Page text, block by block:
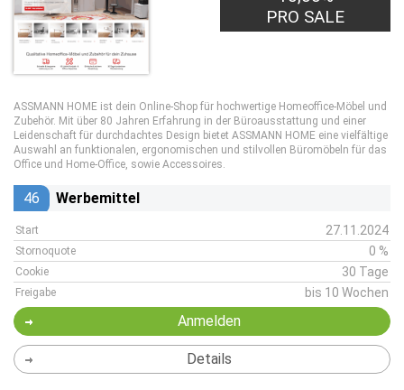
PRO SALE
ASSMANN HOME ist dein Online-Shop für hochwertige Homeoffice-Möbel und
Zubehör. Mit über 80 Jahren Erfahrung in der Büroausstattung und einer
Leidenschaft für durchdachtes Design bietet ASSMANN HOME eine vielfältige
Auswahl an funktionalen, ergonomischen und stilvollen Büromöbeln für das
Office und Home-Office, sowie Accessoires.
46 Werbemittel
Start 27.11.2024
Stornoquote 0 %
Cookie 30 Tage
Freigabe bis 10 Wochen
Anmelden
Details